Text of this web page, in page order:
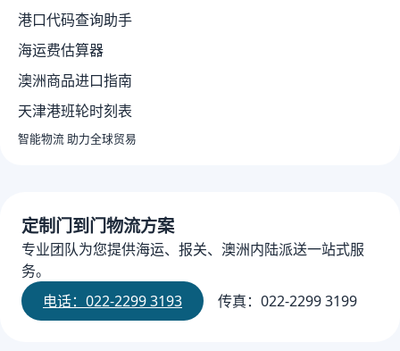
港口代码查询助手
海运费估算器
澳洲商品进口指南
天津港班轮时刻表
智能物流 助力全球贸易
定制门到门物流方案
专业团队为您提供海运、报关、澳洲内陆派送一站式服
务。
电话：022-2299 3193
传真：022-2299 3199